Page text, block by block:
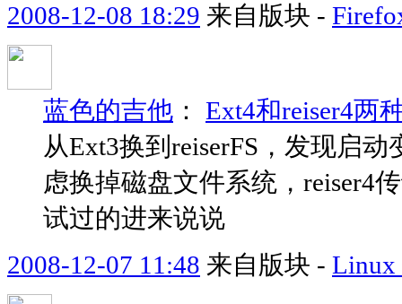
2008-12-08 18:29 来自版块 -
蓝色的吉他 ： Ext4和reiser4两
从Ext3换到reiserFS，发现启
虑换掉磁盘文件系统，reiser4
试过的进来说说
2008-12-07 11:48 来自版块 - Linux